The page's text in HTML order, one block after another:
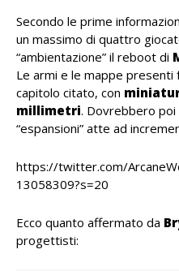
Secondo le prime
un massimo di quattro
“ambientazione” il reboot di
Le armi e le mappe
capitolo citato, con
millimetri. Dovrebbero
“espansioni” atte ad
https://twitter.com/
13058309?s=20
Ecco quanto affermato da
progettisti: